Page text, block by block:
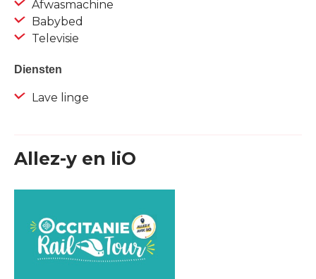
Afwasmachine
Babybed
Televisie
Diensten
Lave linge
Allez-y en liO